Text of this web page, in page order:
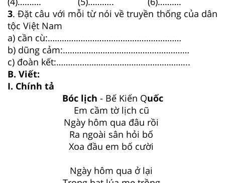
3. Đặt câu với mỗi từ nói về truyền thống của dân
tộc Việt Nam
a) cần cù:…………………………………………………
b) dũng cảm:………………………………………………
c) đoàn kết:………………………………………………...
B. Viết:
I. Chính tả
Bóc lịch - Bế Kiến Quốc
Em cầm tờ lịch cũ
Ngày hôm qua đâu rồi
Ra ngoài sân hỏi bố
Xoa đầu em bố cười
Ngày hôm qua ở lại